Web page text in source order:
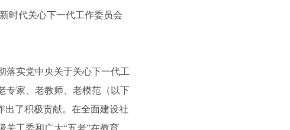
时代关心下一代工作委员会
实党中央关于关心下一代工
专家、老教师、老模范（以下
出了积极贡献。在全面建设社
工委和广大“五老”在教育、